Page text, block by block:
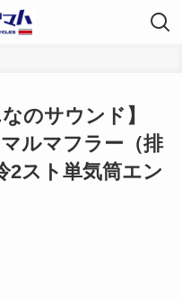
のサウンド】
ルマフラー（排
2スト単気筒エン